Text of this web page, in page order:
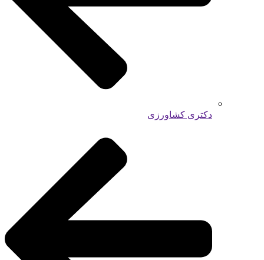
دکتری کشاورزی